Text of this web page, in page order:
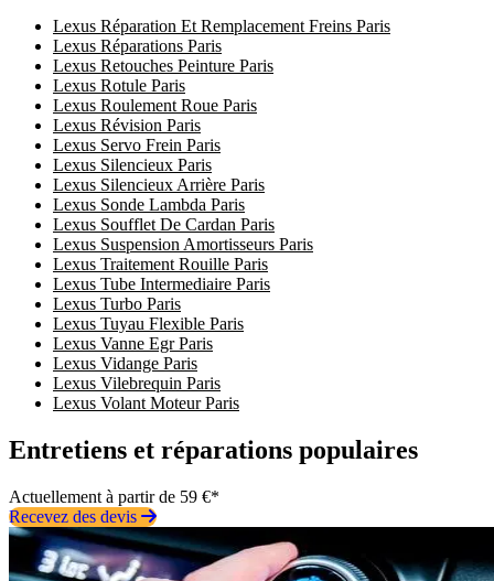
Lexus Réparation Et Remplacement Freins Paris
Lexus Réparations Paris
Lexus Retouches Peinture Paris
Lexus Rotule Paris
Lexus Roulement Roue Paris
Lexus Révision Paris
Lexus Servo Frein Paris
Lexus Silencieux Paris
Lexus Silencieux Arrière Paris
Lexus Sonde Lambda Paris
Lexus Soufflet De Cardan Paris
Lexus Suspension Amortisseurs Paris
Lexus Traitement Rouille Paris
Lexus Tube Intermediaire Paris
Lexus Turbo Paris
Lexus Tuyau Flexible Paris
Lexus Vanne Egr Paris
Lexus Vidange Paris
Lexus Vilebrequin Paris
Lexus Volant Moteur Paris
Entretiens et réparations populaires
Actuellement à partir de 59 €*
Recevez des devis